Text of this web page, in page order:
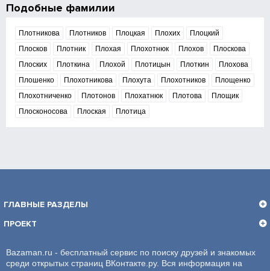
Подобные фамилии
Плотникова Плотников Плоцкая Плохих
Плоцкий
Плосков
Плотник Плохая Плохотнюк Плохов
Плоскова
Плоских
Плоткина Плохой Плотицын Плоткин
Плохова
Плошенко
Плохотникова Плохута Плохотников
Площенко
Плохотниченко
Плотонов Плохатнюк Плотова
Площик
Плосконосова
Плоская Плотица
ГЛАВНЫЕ РАЗДЕЛЫ
ПРОЕКТ
Bazaman.ru - бесплатный сервис по поиску друзей и знакомых
среди открытых страниц ВКонтакте.ру. Вся информация на